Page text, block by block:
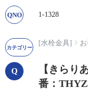
1-1328
[水栓金具]
【きらり
番：